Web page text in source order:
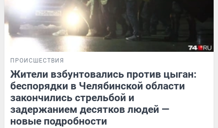
ПРОИСШЕСТВИЯ
Жители взбунтовались против цыган:
беспорядки в Челябинской области
закончились стрельбой и
задержанием десятков людей —
новые подробности